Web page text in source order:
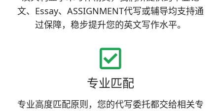
文、Essay、ASSIGNMENT代写或辅导均支持通
过保障，稳步提升您的英文写作水平。
专业匹配
专业高度匹配原则，您的代写委托都交给相关专